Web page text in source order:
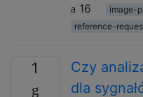
16
image-
reference-
1
Czy
dla